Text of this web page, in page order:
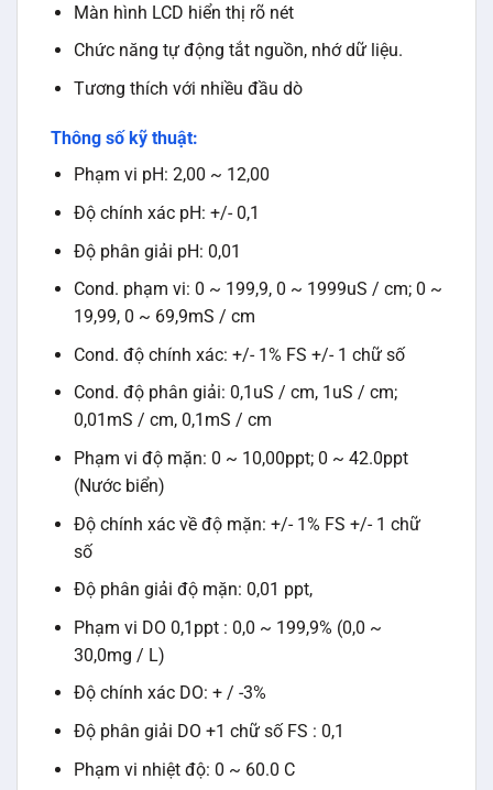
Màn hình LCD hiển thị rõ nét
Chức năng tự động tắt nguồn, nhớ dữ liệu.
Tương thích với nhiều đầu dò
Thông số kỹ thuật:
Phạm vi pH: 2,00 ~ 12,00
Độ chính xác pH: +/- 0,1
Độ phân giải pH: 0,01
Cond. phạm vi: 0 ~ 199,9, 0 ~ 1999uS / cm; 0 ~
19,99, 0 ~ 69,9mS / cm
Cond. độ chính xác: +/- 1% FS +/- 1 chữ số
Cond. độ phân giải: 0,1uS / cm, 1uS / cm;
0,01mS / cm, 0,1mS / cm
Phạm vi độ mặn: 0 ~ 10,00ppt; 0 ~ 42.0ppt
(Nước biển)
Độ chính xác về độ mặn: +/- 1% FS +/- 1 chữ
số
Độ phân giải độ mặn: 0,01 ppt,
Phạm vi DO 0,1ppt : 0,0 ~ 199,9% (0,0 ~
30,0mg / L)
Độ chính xác DO: + / -3%
Độ phân giải DO +1 chữ số FS : 0,1
Phạm vi nhiệt độ: 0 ~ 60.0 C